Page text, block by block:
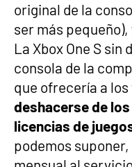
original de la
ser más pequeño),
La Xbox One S
consola de la
que ofrecería a
deshacerse de
licencias de
podemos